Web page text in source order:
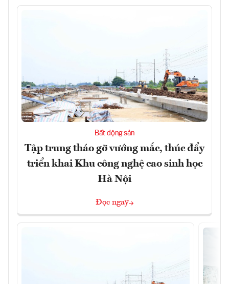
Bất động sản
Tập trung tháo gỡ vướng mắc, thúc đẩy
triển khai Khu công nghệ cao sinh học
Hà Nội
Đọc ngay